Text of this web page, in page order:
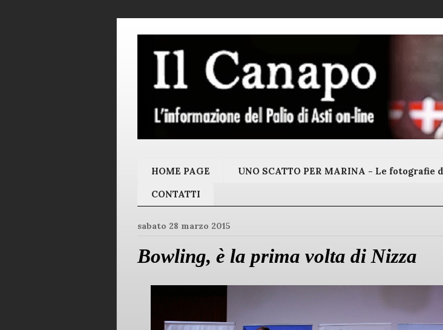
HOME PAGE UNO SCATTO PER MARINA - Le
CONTATTI
sabato 28 marzo 2015
Bowling, è la prima volta di Nizza